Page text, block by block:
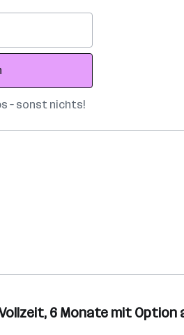
– sonst nichts!
6 Monate mit Option